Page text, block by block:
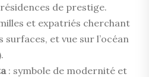
de prestige.
et expatriés cherchant
et vue sur l’océan
: symbole de modernité et